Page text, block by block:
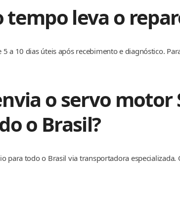
leva o
5 a 10 dias úteis após recebimento e diagnóstico.
o servo motor
o Brasil?
para todo o Brasil via transportadora